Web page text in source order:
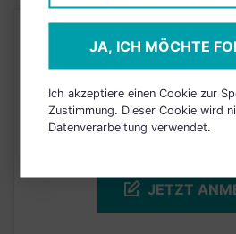
Einfach und
registrieren, um
JETZT
JA, ICH MÖCHTE
Ich akzeptiere einen Cookie zur
Zustimmung. Dieser Cookie wird
Datenverarbeitung verwendet.